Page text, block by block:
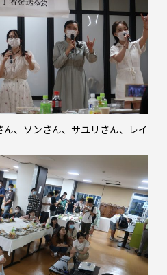
、ソンさん、サユリさん、レイ